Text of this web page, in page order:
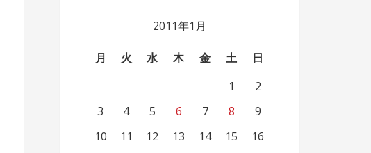
2011年1月
月 火 水 木 金 土 日
1
2
3
4 5 6 7 8
9
10
11 12 13 14 15
16